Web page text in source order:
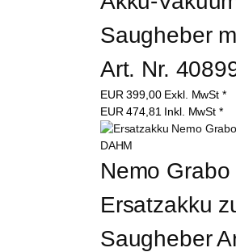
Saugheber
Art. Nr.
EUR399,00 Exkl. MwSt *
EUR474,81 Inkl. MwSt *
Nemo Grabo
Ersatzakku
Saugheber